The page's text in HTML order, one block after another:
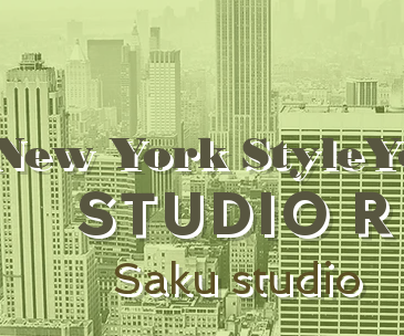
York
STUDIO R
Saku studio